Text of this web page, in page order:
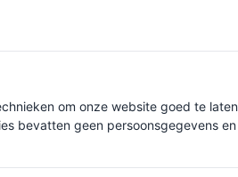
om onze website goed te
bevatten geen persoonsgegevens